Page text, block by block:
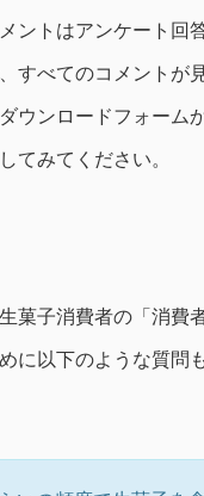
ントはアンケート回
すべてのコメントが
ウンロードフォーム
てみてください。
菓子消費者の「消費
に以下のような質問